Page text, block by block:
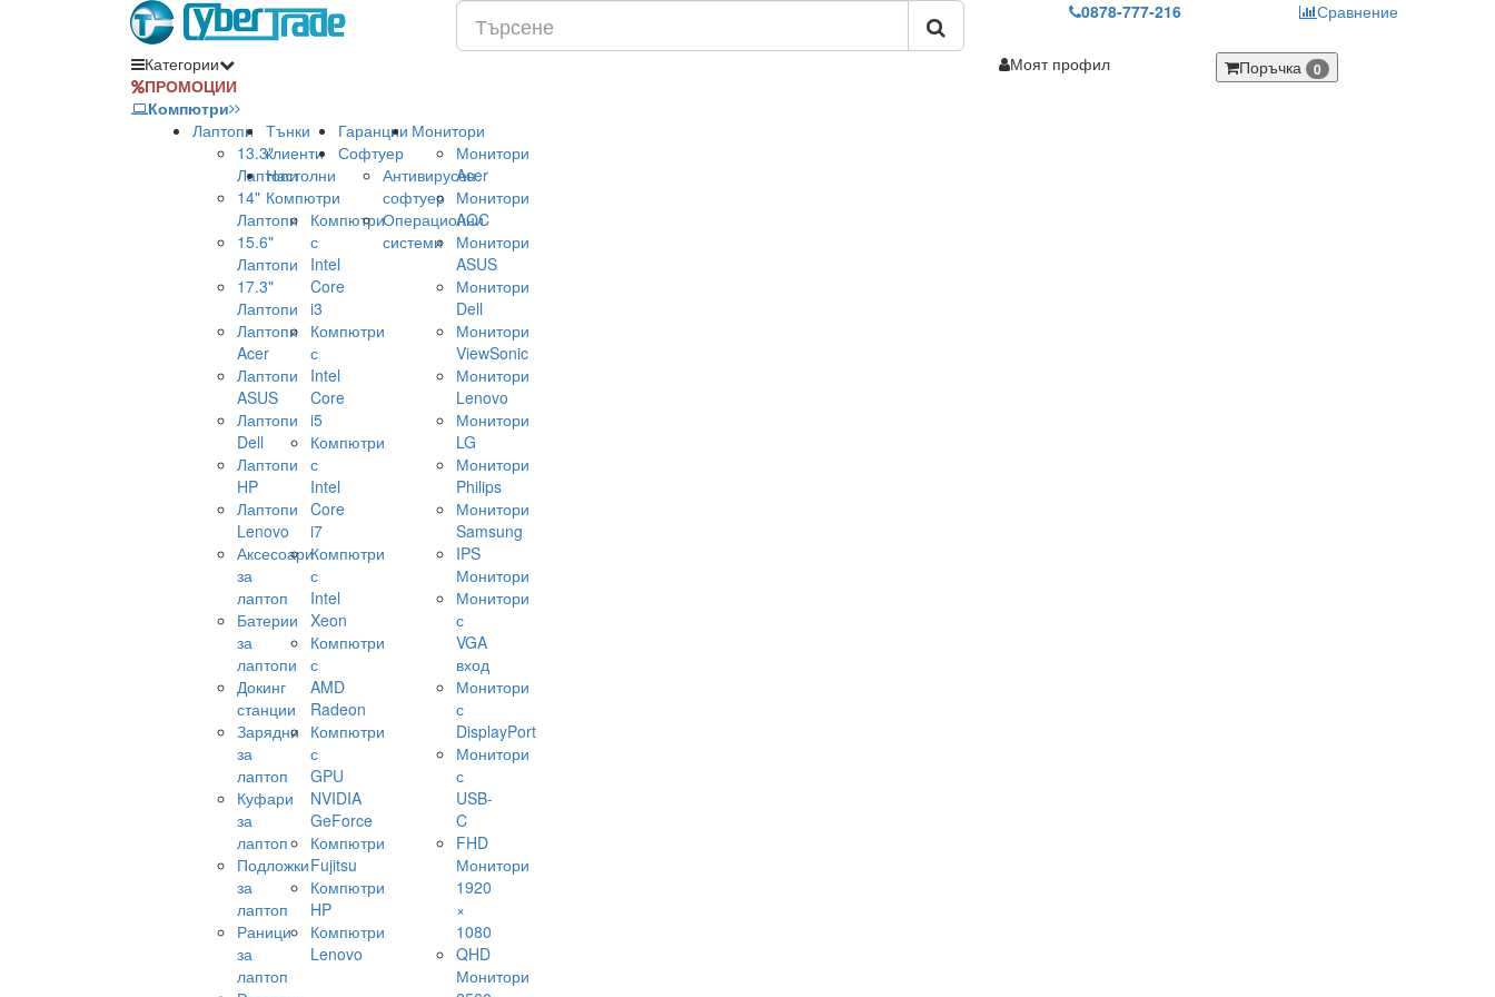
0878-777-216 Сравнение
Категории
ПРОМОЦИИ
Компютри
Лаптопи
13.3"
Лаптопи
14"
Лаптопи
15.6"
Лаптопи
17.3"
Лаптопи
Лаптопи
Acer
Лаптопи
ASUS
Лаптопи
Dell
Лаптопи
HP
Лаптопи
Lenovo
Аксесоари
за
лаптоп
Батерии
за
лаптопи
Докинг
станции
Зарядни
за
лаптоп
Куфари
за
лаптоп
Подложки
за
лаптоп
Раници
за
лаптоп
Тънки
клиенти
Настолни
Компютри
Компютри
с
Intel
Core
i3
Компютри
с
Intel
Core
i5
Компютри
с
Intel
Core
i7
Компютри
с
Intel
Xeon
Компютри
с
AMD
Radeon
Компютри
с
GPU
NVIDIA
GeForce
Компютри
Fujitsu
Компютри
HP
Компютри
Lenovo
Гаранции
Софтуер
Антивирусен
софтуер
Операционни
системи
Монитори
Монитори
Acer
Монитори
AOC
Монитори
ASUS
Монитори
Dell
Монитори
ViewSonic
Монитори
Lenovo
Монитори
LG
Монитори
Philips
Монитори
Samsung
IPS
Монитори
Монитори
с
VGA
вход
Монитори
с
DisplayPort
Монитори
с
USB-
C
FHD
Монитори
1920
×
1080
QHD
Монитори
Моят профил Поръчка 0